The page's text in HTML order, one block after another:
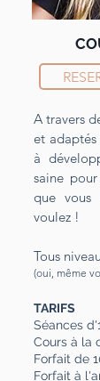
A travers
et
à
saine
que vous
voulez !
Tous
(oui, même
TARIFS
Séances
Cours à la
Forfait de
Forfait à